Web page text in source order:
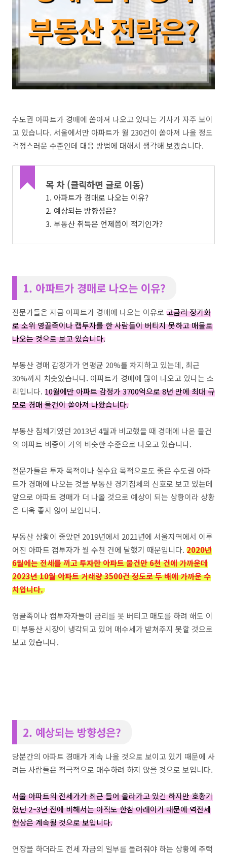
수도권 아파트가 경매에 쏟아져 나오고 있다는 기사가 자주 보이
고 있습니다. 서울에서만 아파트가 월 230건이 쏟아져 나올 정도
걱정스러운 수준인데 대응 방법에 대해서 생각해 보겠습니다.
목 차 (클릭하면 글로 이동)
1. 아파트가 경매로 나오는 이유?
2. 예상되는 방향성은?
3. 부동산 취득은 언제쯤이 적기인가?
1. 아파트가 경매로 나오는 이유?
전문가들은 지금 아파트가 경매에 나오는 이유로 고금리 장기화
로 소위 영끌족이나 캡투자를 한 사람들이 버티지 못하고 매물로
나오는 것으로 보고 있습니다.
부동산 경매 감정가가 연평균 20%를 차지하고 있는데, 최근
30%까지 치솟았습니다. 아파트가 경매에 많이 나오고 있다는 소
리입니다. 10월에만 아파트 감정가 3700억으로 8년 만에 최대 규
모로 경매 물건이 쏟아져 나왔습니다.
부동산 침체기였던 2013년 4월과 비교했을 때 경매에 나온 물건
의 아파트 비중이 거의 비슷한 수준으로 나오고 있습니다.
전문가들은 투자 목적이나 실수요 목적으로도 좋은 수도권 아파
트가 경매에 나오는 것을 부동산 경기침체의 신호로 보고 있는데
앞으로 아파트 경매가 더 나올 것으로 예상이 되는 상황이라 상황
은 더욱 좋지 않아 보입니다.
부동산 상황이 좋았던 2019년에서 2021년에 서울지역에서 이루
어진 아파트 갭투자가 월 수천 건에 달했기 때문입니다. 2020년
6월에는 전세를 끼고 투자한 아파트 물건만 6천 건에 가까운데
2023년 10월 아파트 거래량 3500건 정도로 두 배에 가까운 수
치입니다.
영끌족이나 캡투자자들이 금리를 못 버티고 매도를 하려 해도 이
미 부동산 시장이 냉각되고 있어 매수세가 받쳐주지 못할 것으로
보고 있습니다.
2. 예상되는 방향성은?
당분간의 아파트 경매가 계속 나올 것으로 보이고 있기 때문에 사
려는 사람들은 적극적으로 매수하려 하지 않을 것으로 보입니다.
서울 아파트의 전세가가 최근 들어 올라가고 있긴 하지만 호황기
였던 2~3년 전에 비해서는 아직도 한참 아래이기 때문에 역전세
현상은 계속될 것으로 보입니다.
연장을 하더라도 전세 자금의 일부를 돌려줘야 하는 상황에 주택